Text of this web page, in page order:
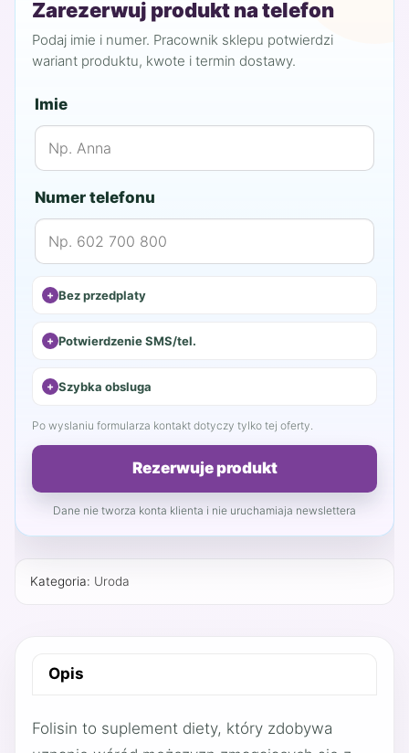
Zarezerwuj produkt na telefon
Podaj imie i numer. Pracownik sklepu potwierdzi
wariant produktu, kwote i termin dostawy.
Imie
Numer telefonu
Bez przedplaty
Potwierdzenie SMS/tel.
Szybka obsluga
Po wyslaniu formularza kontakt dotyczy tylko tej oferty.
Rezerwuje produkt
Dane nie tworza konta klienta i nie uruchamiaja newslettera
Kategoria: Uroda
Opis
Folisin to suplement diety, który zdobywa